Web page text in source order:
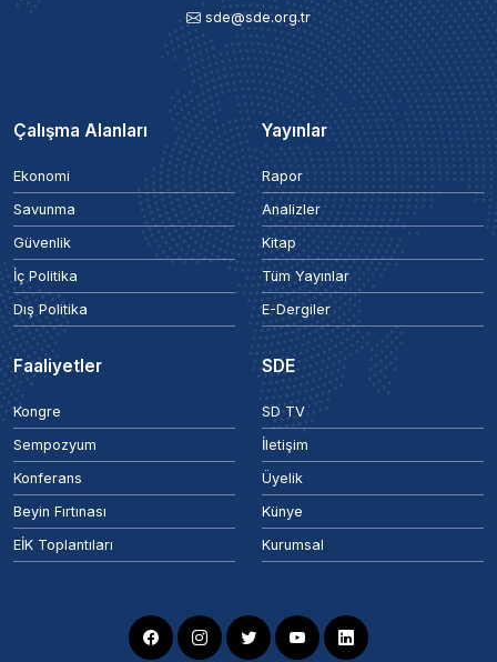
sde@sde.org.tr
Çalışma Alanları
Ekonomi
Savunma
Güvenlik
İç Politika
Dış Politika
Yayınlar
Rapor
Analizler
Kitap
Tüm Yayınlar
E-Dergiler
Faaliyetler
Kongre
Sempozyum
Konferans
Beyin Fırtınası
EİK Toplantıları
SDE
SD TV
İletişim
Üyelik
Künye
Kurumsal